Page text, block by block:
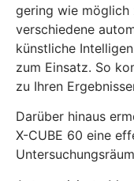
gering wie möglich
verschiedene
künstliche
zum Einsatz. So
zu Ihren
Darüber hinaus
X-CUBE 60 eine